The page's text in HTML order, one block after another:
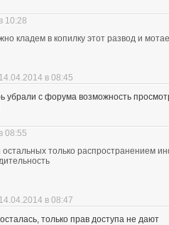
10:28
кладем в копилку этот развод и
14.04.2014 в 08:45
убрали с форума возможность
08:55
только распространением
14.04.2014 в 08:47
только прав доступа не дают